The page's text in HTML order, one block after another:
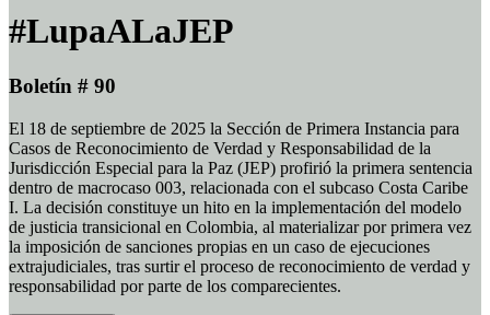
#LupaALaJEP
Boletín # 90
El 18 de septiembre de 2025 la Sección de Primera Instancia para
Casos de Reconocimiento de Verdad y Responsabilidad de la
Jurisdicción Especial para la Paz (JEP) profirió la primera sentencia
dentro de macrocaso 003, relacionada con el subcaso Costa Caribe
I. La decisión constituye un hito en la implementación del modelo
de justicia transicional en Colombia, al materializar por primera vez
la imposición de sanciones propias en un caso de ejecuciones
extrajudiciales, tras surtir el proceso de reconocimiento de verdad y
responsabilidad por parte de los comparecientes.